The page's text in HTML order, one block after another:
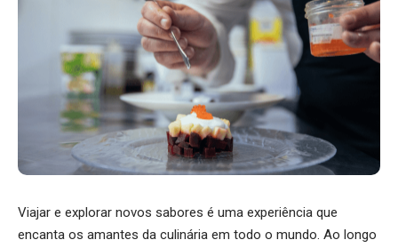
Viajar e explorar novos sabores é uma experiência que
encanta os amantes da culinária em todo o mundo. Ao longo